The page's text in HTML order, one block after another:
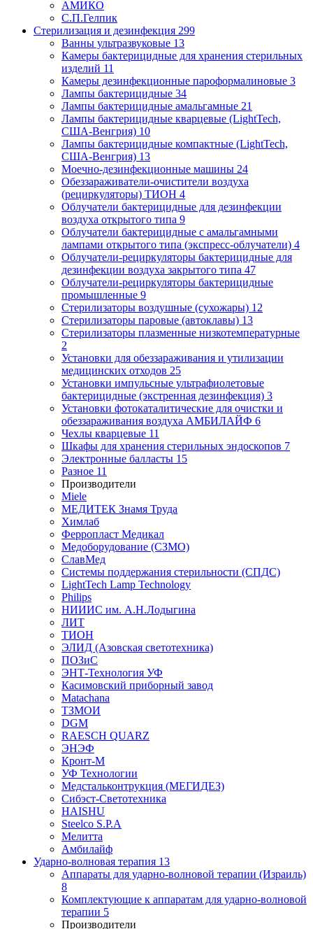
АМИКО
С.П.Гелпик
Стерилизация и дезинфекция 299
Ванны ультразвуковые 13
Камеры бактерицидные для хранения стерильных
изделий 11
Камеры дезинфекционные пароформалиновые 3
Лампы бактерицидные 34
Лампы бактерицидные амальгамные 21
Лампы бактерицидные кварцевые (LightTech,
США-Венгрия) 10
Лампы бактерицидные компактные (LightTech,
США-Венгрия) 13
Моечно-дезинфекционные машины 24
Обеззараживатели-очистители воздуха
(рециркуляторы) ТИОН 4
Облучатели бактерицидные для дезинфекции
воздуха открытого типа 9
Облучатели бактерицидные с амальгамными
лампами открытого типа (экспресс-облучатели) 4
Облучатели-рециркуляторы бактерицидные для
дезинфекции воздуха закрытого типа 47
Облучатели-рециркуляторы бактерицидные
промышленные 9
Стерилизаторы воздушные (сухожары) 12
Стерилизаторы паровые (автоклавы) 13
Стерилизаторы плазменные низкотемпературные
2
Установки для обеззараживания и утилизации
медицинских отходов 25
Установки импульсные ультрафиолетовые
бактерицидные (экстренная дезинфекция) 3
Установки фотокаталитические для очистки и
обеззараживания воздуха АМБИЛАЙФ 6
Чехлы кварцевые 11
Шкафы для хранения стерильных эндоскопов 7
Электронные балласты 15
Разное 11
Производители
Miele
МЕДИТЕК Знамя Труда
Химлаб
Ферропласт Медикал
Медоборудование (СЗМО)
СлавМед
Системы поддержания стерильности (СПДС)
LightTech Lamp Technology
Philips
НИИИС им. А.Н.Лодыгина
ЛИТ
ТИОН
ЭЛИД (Азовская светотехника)
ПОЗиС
ЭНТ-Технология УФ
Касимовский приборный завод
Matachana
ТЗМОИ
DGM
RAESCH QUARZ
ЭНЭФ
Кронт-М
УФ Технологии
Медстальконтрукция (МЕГИДЕЗ)
Сибэст-Светотехника
HAISHU
Steelco S.P.A
Мелитта
Амбилайф
Ударно-волновая терапия 13
Аппараты для ударно-волновой терапии (Израиль)
8
Комплектующие к аппаратам для ударно-волновой
терапии 5
Производители